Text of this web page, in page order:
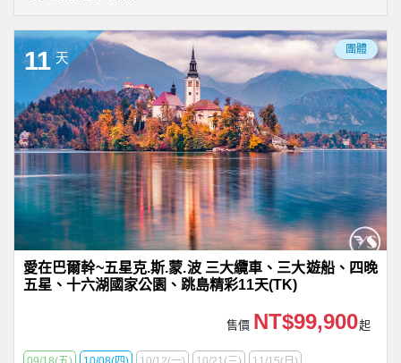
11 天
團體
愛在巴爾幹~五星克.斯.蒙.波 三大纜車、三大遊船、四晚
五星、十六湖國家公園、跳島精彩11天(TK)
售價 NT$99,900起